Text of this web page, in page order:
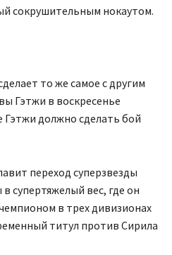
сокрушительным нокаутом.
то же самое с другим
Гэтжи в воскресенье
Гэтжи должно сделать бой
переход суперзвезды
супертяжелый вес, где он
в трех дивизионах
титул против Сирила